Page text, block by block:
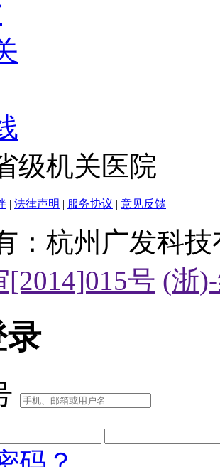
级机关医院
| 法律声明 | 服务协议 | 意见反馈
：杭州广发科
[2014]015号 (浙
录